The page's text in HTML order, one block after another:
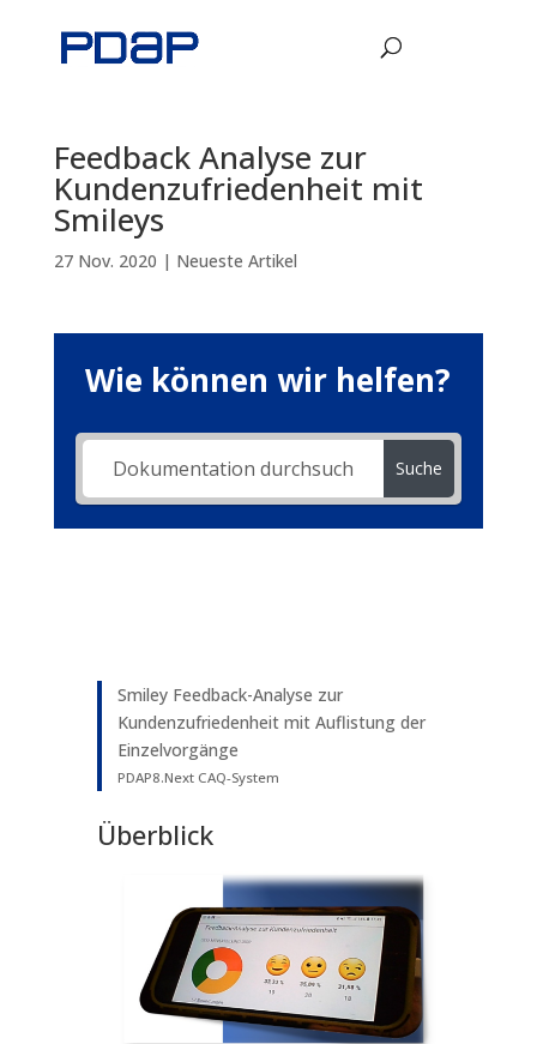
Feedback Analyse zur
Kundenzufriedenheit mit
Smileys
27 Nov. 2020 | Neueste Artikel
Wie können wir helfen?
Suche
Smiley Feedback-Analyse zur
Kundenzufriedenheit mit Auflistung der
Einzelvorgänge
PDAP8.Next CAQ-System
Überblick